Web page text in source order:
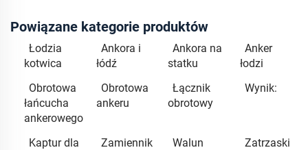
Powiązane kategorie produktów
Łodzia
kotwica
Ankora i
łódź
Ankora na
statku
Anker
łodzi
Obrotowa
łańcucha
ankerowego
Obrotowa
ankeru
Łącznik
obrotowy
Wynik:
Kaptur dla
Zamiennik
Walun
Zatrzaski